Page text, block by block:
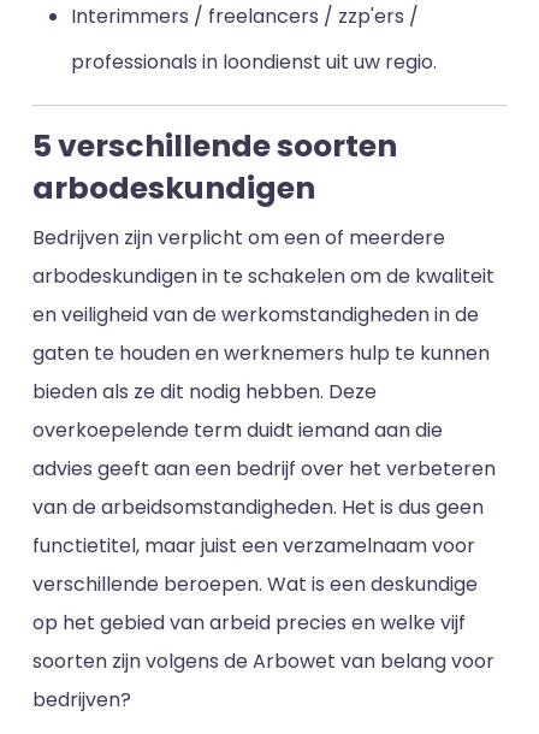
Interimmers / freelancers / zzp'ers /
professionals in loondienst uit uw regio.
5 verschillende soorten
arbodeskundigen
Bedrijven zijn verplicht om een of meerdere
arbodeskundigen in te schakelen om de kwaliteit
en veiligheid van de werkomstandigheden in de
gaten te houden en werknemers hulp te kunnen
bieden als ze dit nodig hebben. Deze
overkoepelende term duidt iemand aan die
advies geeft aan een bedrijf over het verbeteren
van de arbeidsomstandigheden. Het is dus geen
functietitel, maar juist een verzamelnaam voor
verschillende beroepen. Wat is een deskundige
op het gebied van arbeid precies en welke vijf
soorten zijn volgens de Arbowet van belang voor
bedrijven?